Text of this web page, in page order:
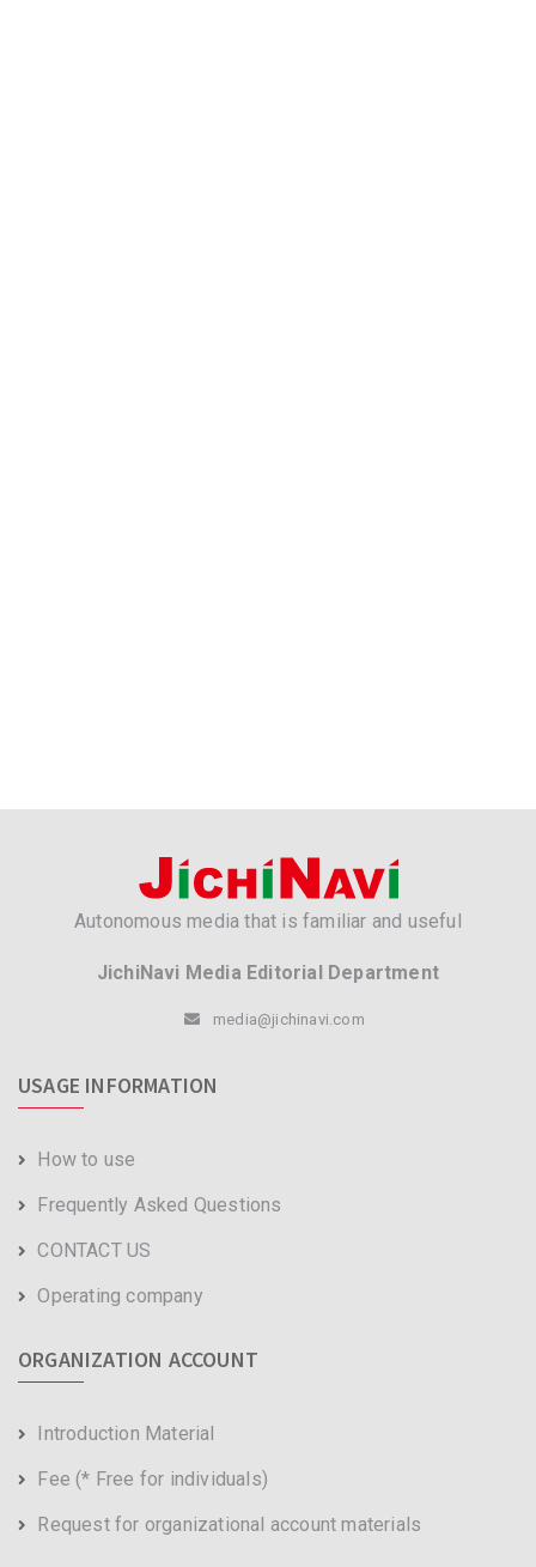
Autonomous media that is familiar and useful
JichiNavi Media Editorial Department
media@jichinavi.com
USAGE INFORMATION
How to use
Frequently Asked Questions
CONTACT US
Operating company
ORGANIZATION ACCOUNT
Introduction Material
Fee (* Free for individuals)
Request for organizational account materials